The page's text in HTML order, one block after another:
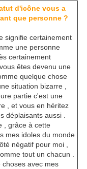
d'icône vous a
que personne ?
signifie certainement
une personne
certainement
êtes devenu une
quelque chose
situation bizarre ,
partie c'est une
, et vous en héritez
déplaisants aussi .
, grâce à cette
mes idoles du monde
négatif pour moi ,
tout un chacun .
avec mes